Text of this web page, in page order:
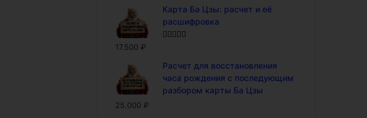
Карта Ба Цзы: расчет и её
расшифровка
17.500 ₽
Расчет для восстановления
часа рождения с последующим
разбором карты Ба Цзы
25.000 ₽